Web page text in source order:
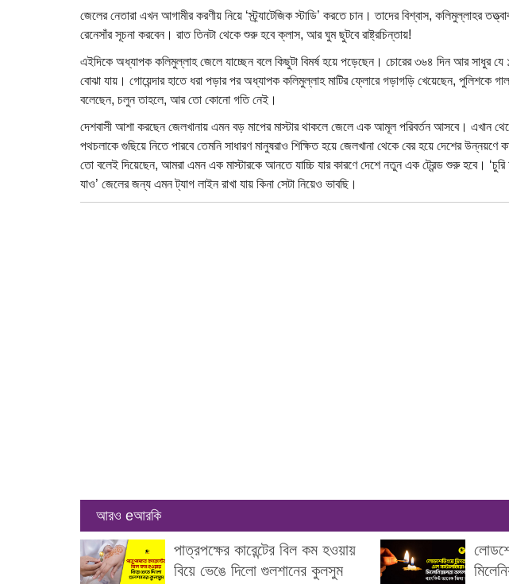
জেলের নেতারা এখন আগামীর করণীয় নিয়ে ‘স্ট্র্যাটেজিক স্টাডি’ করতে চান। তাদের বিশ্বাস, কলিমুল্লাহর
রেনেসাঁর সূচনা করবেন। রাত তিনটা থেকে শুরু হবে ক্লাস, আর ঘুম ছুটবে রাষ্ট্রচিন্তায়!
এইদিকে অধ্যাপক কলিমুল্লাহ জেলে যাচ্ছেন বলে কিছুটা বিমর্ষ হয়ে পড়েছেন। চোরের ৩৬৪ দিন আর সাধুর যে
বোঝা যায়। গোয়েন্দার হাতে ধরা পড়ার পর অধ্যাপক কলিমুল্লাহ মাটির ফ্লোরে গড়াগড়ি খেয়েছেন, পুলিশকে
বলেছেন, চলুন তাহলে, আর তো কোনো গতি নেই।
দেশবাসী আশা করছেন জেলখানায় এমন বড় মাপের মাস্টার থাকলে জেলে এক আমূল পরিবর্তন আসবে। এখান
পথচলাকে গুছিয়ে নিতে পারবে তেমনি সাধারণ মানুষরাও শিক্ষিত হয়ে জেলখানা থেকে বের হয়ে দেশের উন্নয়ণে
তো বলেই দিয়েছেন, আমরা এমন এক মাস্টারকে আনতে যাচ্চি যার কারণে দেশে নতুন এক ট্রেন্ড শুরু হবে। ‘চুরি
যাও’ জেলের জন্য এমন ট্যাগ লাইন রাখা যায় কিনা সেটা নিয়েও ভাবছি।
আরও eআরকি
পাত্রপক্ষের কারেন্টের বিল কম হওয়ায়
বিয়ে ভেঙে দিলো গুলশানের কুলসুম